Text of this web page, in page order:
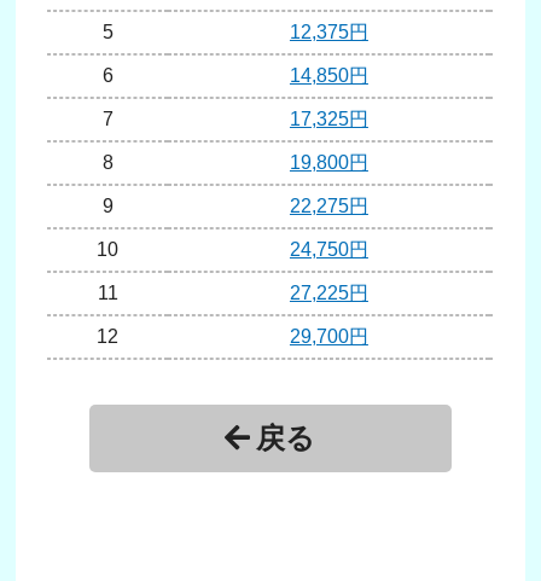
5 12,375円
6 14,850円
7 17,325円
8 19,800円
9 22,275円
10 24,750円
11 27,225円
12 29,700円
34,650円
戻る